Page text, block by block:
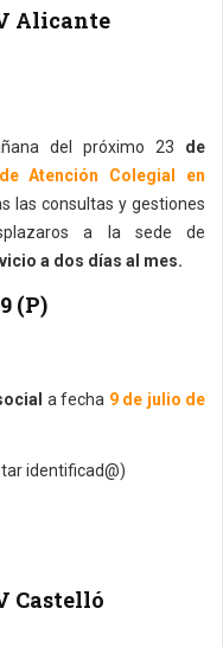
Alicante
del próximo 23 de
Atención Colegial en
las consultas y gestiones
a la sede de
a dos días al mes.
(P)
a fecha 9 de julio de
identificad@)
Castelló